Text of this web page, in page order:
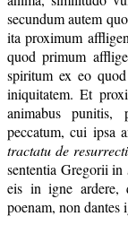
secundum autem
ita proximum
quod primum
spiritum ex eo
iniquitatem. Et
animabus punitis,
peccatum, cui ipsa
tractatu de
sententia Gregorii in
eis in igne ardere,
poenam, non dantes